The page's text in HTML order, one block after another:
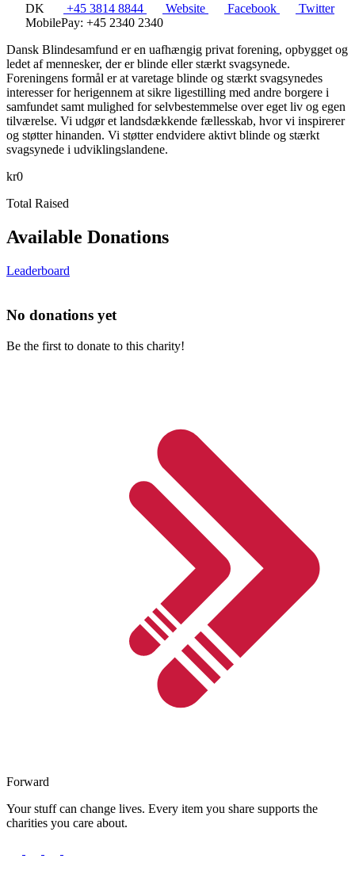
DK +45 3814 8844 Website Facebook
Twitter
MobilePay: +45 2340 2340
Dansk Blindesamfund er en uafhængig privat forening, opbygget og
ledet af mennesker, der er blinde eller stærkt svagsynede.
Foreningens formål er at varetage blinde og stærkt svagsynedes
interesser for herigennem at sikre ligestilling med andre borgere i
samfundet samt mulighed for selvbestemmelse over eget liv og egen
tilværelse. Vi udgør et landsdækkende fællesskab, hvor vi inspirerer
og støtter hinanden. Vi støtter endvidere aktivt blinde og stærkt
svagsynede i udviklingslandene.
kr0
Total Raised
Available Donations
Leaderboard
No donations yet
Be the first to donate to this charity!
Forward
Your stuff can change lives. Every item you share supports the
charities you care about.